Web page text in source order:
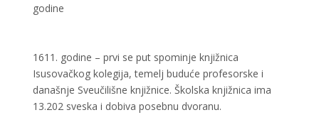
godine
1611. godine – prvi se put spominje knjižnica
Isusovačkog kolegija, temelj buduće profesorske i
današnje Sveučilišne knjižnice. Školska knjižnica ima
13.202 sveska i dobiva posebnu dvoranu.